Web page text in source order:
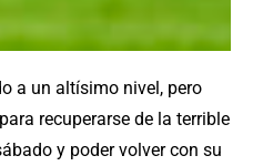
a un altísimo nivel, pero
recuperarse de la terrible
y poder volver con su